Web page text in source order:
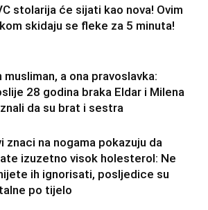
stolarija će sijati kao nova! Ovim
skidaju se fleke za 5 minuta!
musliman, a ona pravoslavka:
28 godina braka Eldar i Milena
da su brat i sestra
znaci na nogama pokazuju da
izuzetno visok holesterol: Ne
ih ignorisati, posljedice su
po tijelo